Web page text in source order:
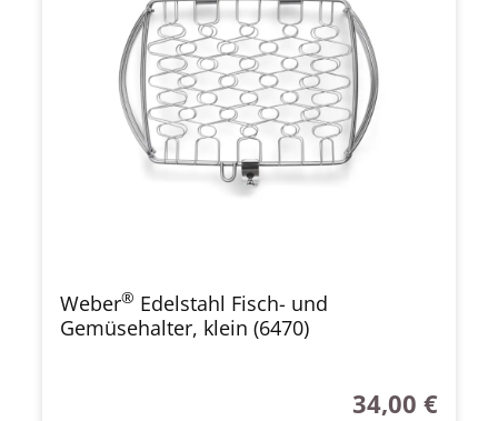
Weber® Edelstahl Fisch- und
Gemüsehalter, klein (6470)
Regulärer Preis:
34,00 €